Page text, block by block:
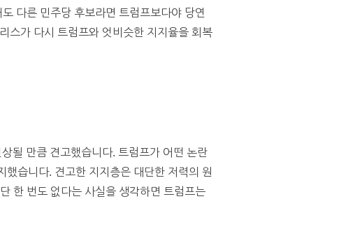
다른 민주당 후보라면 트럼프보다야 당연
스가 다시 트럼프와 엇비슷한 지지율을 회복
될 만큼 견고했습니다. 트럼프가 어떤 논란
습니다. 견고한 지지층은 대단한 저력의 원
한 번도 없다는 사실을 생각하면 트럼프는